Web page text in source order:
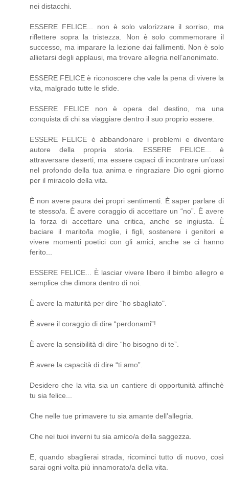
nei distacchi.
ESSERE FELICE... non è solo valorizzare il sorriso, ma
riflettere sopra la tristezza. Non è solo commemorare il
successo, ma imparare la lezione dai fallimenti. Non è solo
allietarsi degli applausi, ma trovare allegria nell’anonimato.
ESSERE FELICE è riconoscere che vale la pena di vivere la
vita, malgrado tutte le sfide.
ESSERE FELICE non è opera del destino, ma una
conquista di chi sa viaggiare dentro il suo proprio essere.
ESSERE FELICE è abbandonare i problemi e diventare
autore della propria storia. ESSERE FELICE... è
attraversare deserti, ma essere capaci di incontrare un’oasi
nel profondo della tua anima e ringraziare Dio ogni giorno
per il miracolo della vita.
È non avere paura dei propri sentimenti. È saper parlare di
te stesso/a. È avere coraggio di accettare un “no”. È avere
la forza di accettare una critica, anche se ingiusta. È
baciare il marito/la moglie, i figli, sostenere i genitori e
vivere momenti poetici con gli amici, anche se ci hanno
ferito...
ESSERE FELICE... È lasciar vivere libero il bimbo allegro e
semplice che dimora dentro di noi.
È avere la maturità per dire “ho sbagliato".
È avere il coraggio di dire “perdonami”!
È avere la sensibilità di dire “ho bisogno di te”.
È avere la capacità di dire “ti amo”.
Desidero che la vita sia un cantiere di opportunità affinchè
tu sia felice...
Che nelle tue primavere tu sia amante dell’allegria.
Che nei tuoi inverni tu sia amico/a della saggezza.
E, quando sbaglierai strada, ricominci tutto di nuovo, così
sarai ogni volta più innamorato/a della vita.